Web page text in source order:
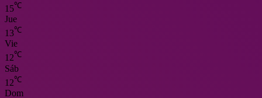
15℃
Jue
13℃
Vie
12℃
Sáb
12℃
Dom